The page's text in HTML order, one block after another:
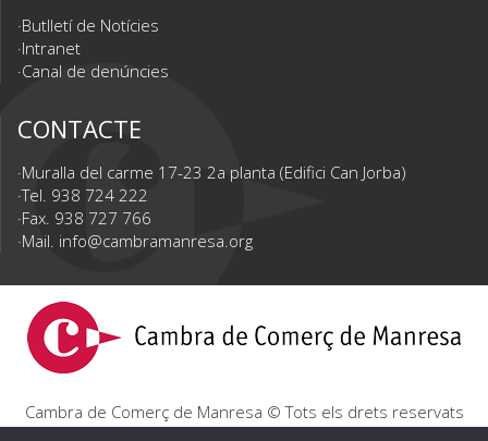
Butlletí de Notícies
Intranet
Canal de denúncies
CONTACTE
Muralla del carme 17-23 2a planta (Edifici Can Jorba)
Tel. 938 724 222
Fax. 938 727 766
Mail. info@cambramanresa.org
Cambra de Comerç de Manresa © Tots els drets reservats